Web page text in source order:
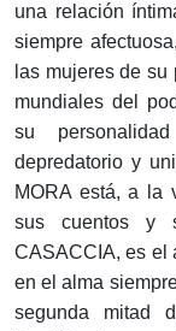
una relación
siempre
las mujeres de
mundiales del
su
depredatorio y
MORA está, a la
sus cuentos y
CASACCIA, es el
en el alma
segunda mitad